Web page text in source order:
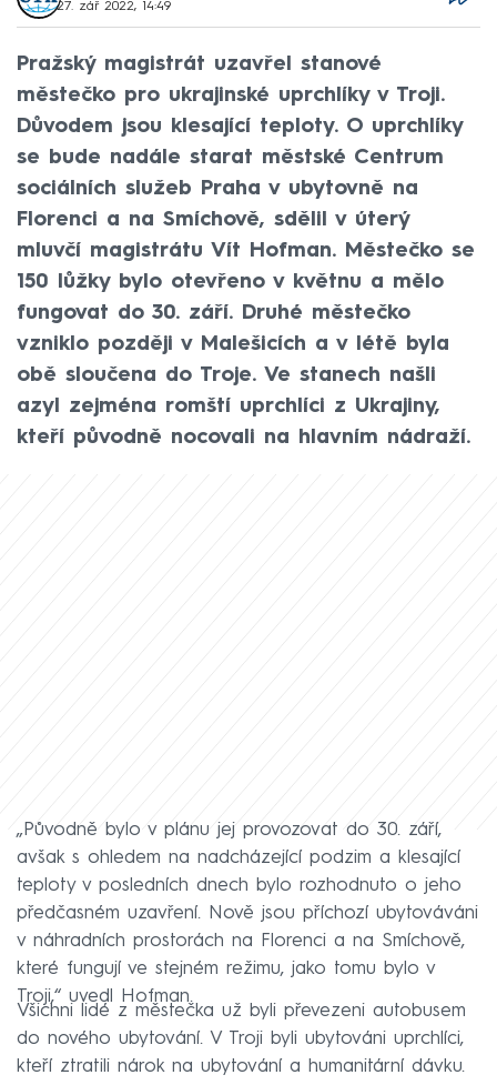
27. zář 2022, 14:49
Pražský magistrát uzavřel stanové
městečko pro ukrajinské uprchlíky v Troji.
Důvodem jsou klesající teploty. O uprchlíky
se bude nadále starat městské Centrum
sociálních služeb Praha v ubytovně na
Florenci a na Smíchově, sdělil v úterý
mluvčí magistrátu Vít Hofman. Městečko se
150 lůžky bylo otevřeno v květnu a mělo
fungovat do 30. září. Druhé městečko
vzniklo později v Malešicích a v létě byla
obě sloučena do Troje. Ve stanech našli
azyl zejména romští uprchlíci z Ukrajiny,
kteří původně nocovali na hlavním nádraží.
„Původně bylo v plánu jej provozovat do 30. září,
avšak s ohledem na nadcházející podzim a klesající
teploty v posledních dnech bylo rozhodnuto o jeho
předčasném uzavření. Nově jsou příchozí ubytováváni
v náhradních prostorách na Florenci a na Smíchově,
které fungují ve stejném režimu, jako tomu bylo v
Troji,“ uvedl Hofman.
Všichni lidé z městečka už byli převezeni autobusem
do nového ubytování. V Troji byli ubytováni uprchlíci,
kteří ztratili nárok na ubytování a humanitární dávku.